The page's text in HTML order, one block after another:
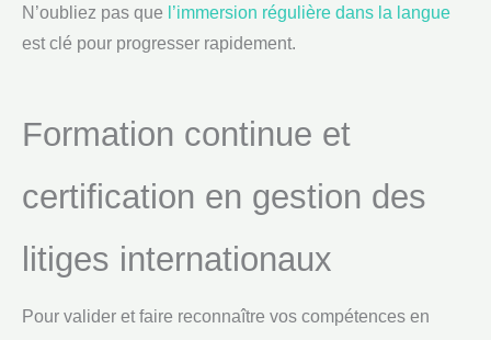
N’oubliez pas que l’immersion régulière dans la langue
est clé pour progresser rapidement.
Formation continue et
certification en gestion des
litiges internationaux
Pour valider et faire reconnaître vos compétences en